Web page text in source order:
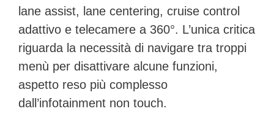
lane assist, lane centering, cruise control
adattivo e telecamere a 360°. L’unica critica
riguarda la necessità di navigare tra troppi
menù per disattivare alcune funzioni,
aspetto reso più complesso
dall’infotainment non touch.